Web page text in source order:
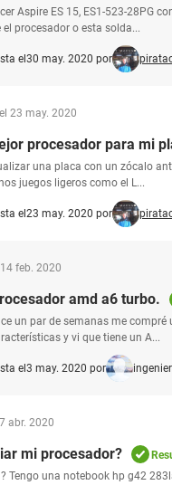
Aspire ES 15, ES1-523-28PG
procesador o esta solda...
el 30 may. 2020 por
el 23 may. 2020
procesador para mi
una placa con un zócalo
juegos ligeros como el L...
el 23 may. 2020 por
feb. 2020
amd a6 turbo.
un par de semanas me
y vi que tiene un A...
el 3 may. 2020 por
abr. 2020
mi procesador?
Tengo una notebook hp g42